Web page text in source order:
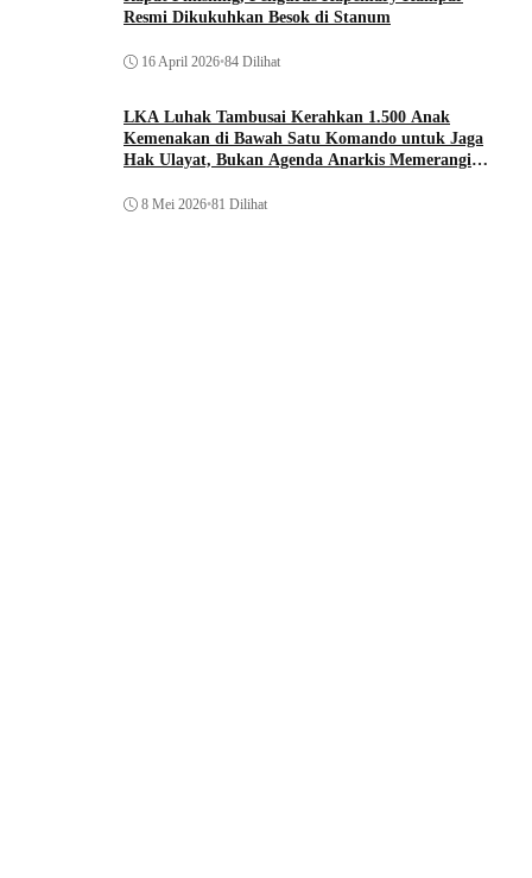
Resmi Dikukuhkan Besok di Stanum
16 April 2026•84 Dilihat
LKA Luhak Tambusai Kerahkan 1.500 Anak
Kemenakan di Bawah Satu Komando untuk Jaga
Hak Ulayat, Bukan Agenda Anarkis Memerangi
8 Mei 2026•81 Dilihat